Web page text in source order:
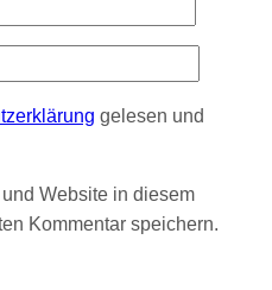
gelesen und
Website in diesem
Kommentar speichern.